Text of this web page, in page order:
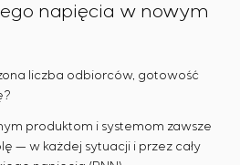
napięcia w nowym
liczba odbiorców, gotowość
produktom i systemom zawsze
— w każdej sytuacji i przez cały